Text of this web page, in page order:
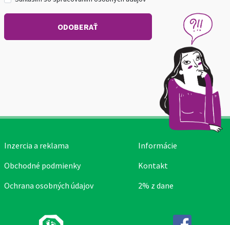
Inzercia a reklama
Obchodné podmienky
Ochrana osobných údajov
Informácie
Kontakt
2% z dane